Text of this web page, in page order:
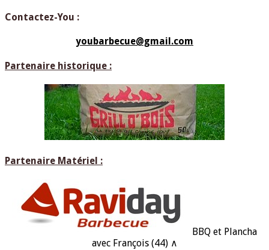
Contactez-You :
youbarbecue@gmail.com
Partenaire historique :
Partenaire Matériel :
BBQ et Plancha
avec François (44) ∧